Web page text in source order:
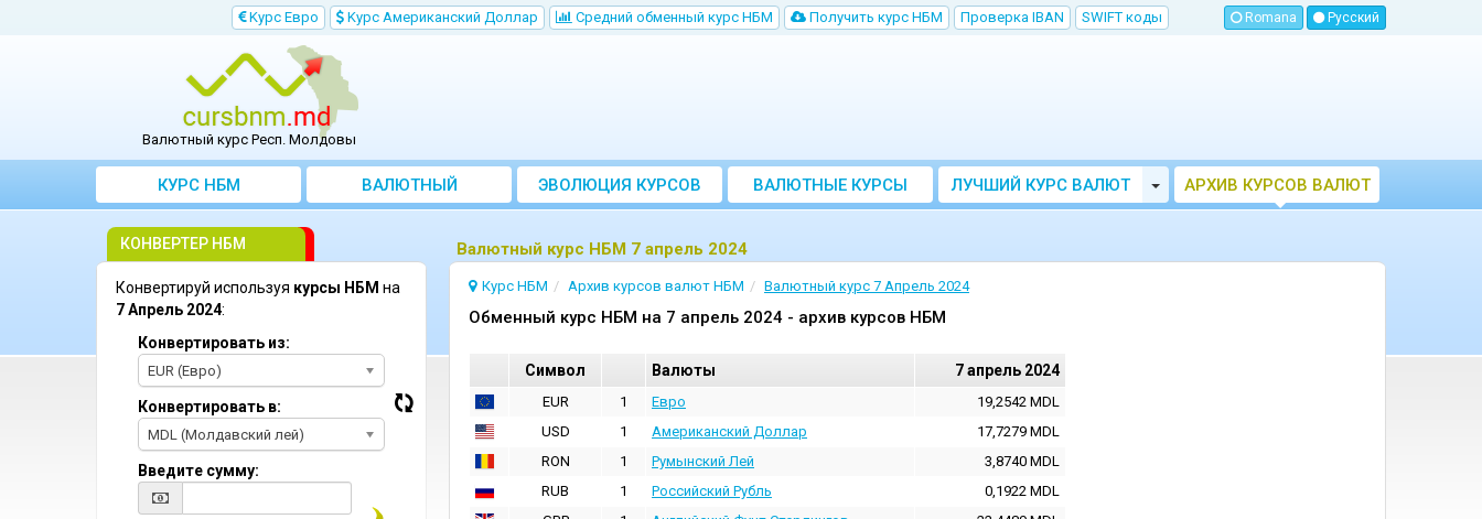
Kурс Евро Kурс Aмериканский Доллар Cредний обменный курс НБM Получить курс НБМ Проверка IBAN SWIFT коды Romana Русский
Валютный курс Респ. Молдовы
КУРС НБМ
BАЛЮТНЫЙ
KОНВЕРТЕР
ЭВОЛЮЦИЯ КУРСОВ
ВАЛЮТНЫЕ КУРСЫ
БАНКОВ
ЛУЧШИЙ КУРС ВАЛЮТ
МОЛДОВЫ
Toggle Dropdown
АРХИВ КУРСОВ ВАЛЮТ
НБМ
Bалютный курс НБМ 7 апрель 2024
Курс НБМ Архив курсов валют НБМ Валютный курс 7 Апрель 2024
Oбменный курс НБМ на 7 апрель 2024 - архив курсов НБМ
Cимвол Валюты 7 апрель 2024
EUR 1 Евро 19,2542 MDL
USD
1 Aмериканский Доллар 17,7279 MDL
RON
1 Румынский Лей 3,8740 MDL
RUB
1 Российский Рубль 0,1922 MDL
КОНВЕРТЕР НБМ
Конвертируй используя курсы НБМ на
7 Апрель 2024:
Конвертировать из:
EUR (Евро)
Конвертировать в:
MDL (Молдавский лей)
Введите сумму: